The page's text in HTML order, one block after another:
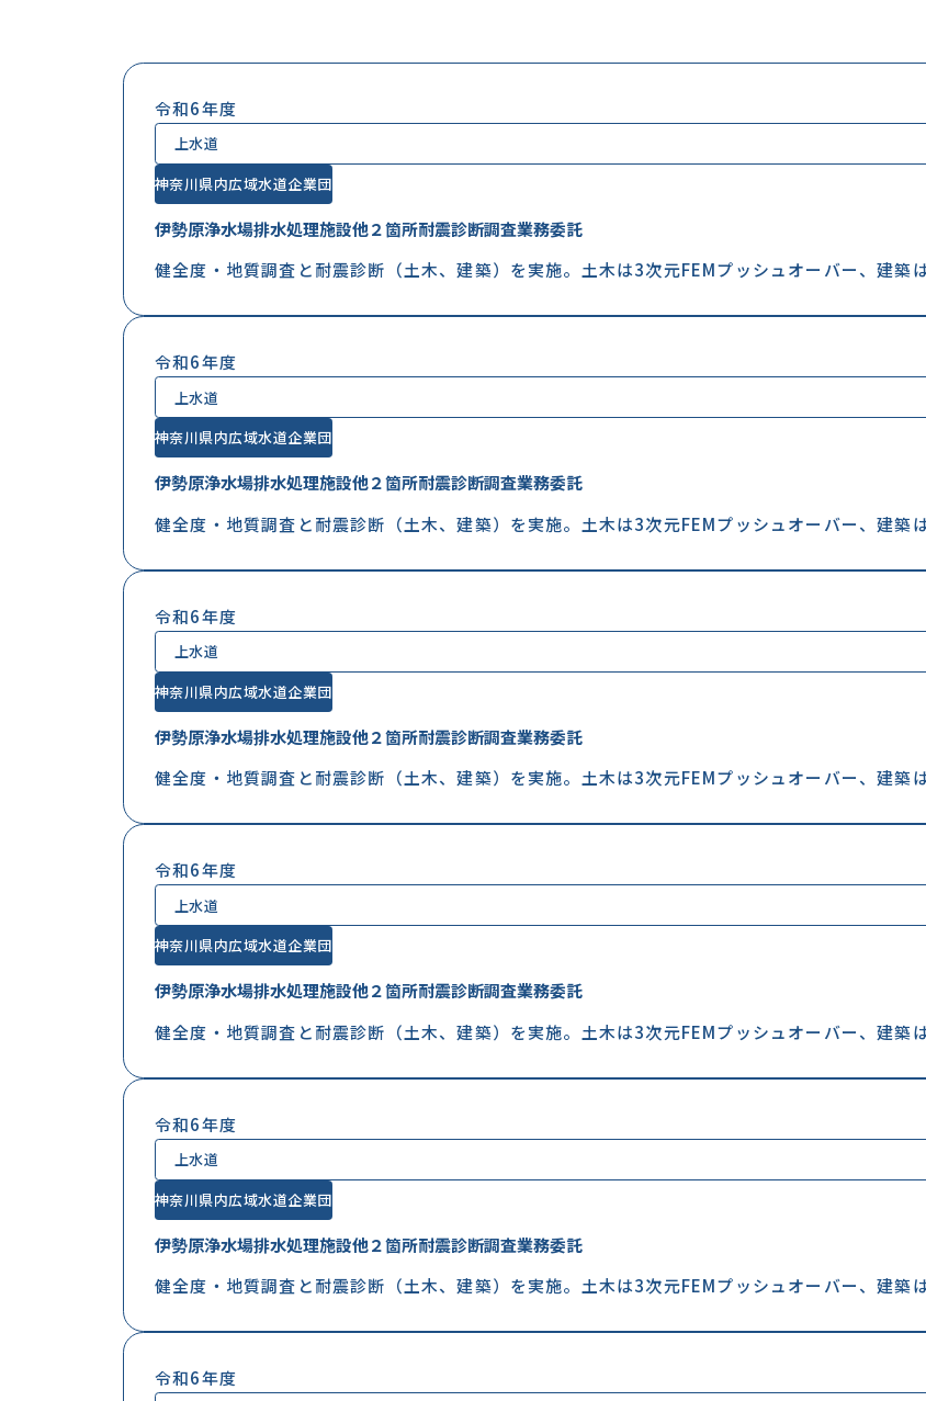
令和6年度
上水道
神奈川県内広域水道企業団
伊勢原浄水場排水処理施設他２箇所耐震診断調査業務委託
健全度・地質調査と耐震診断（土木、建築）を実施。土木は3次元FEMプッシュオーバー、建築
令和6年度
上水道
神奈川県内広域水道企業団
伊勢原浄水場排水処理施設他２箇所耐震診断調査業務委託
健全度・地質調査と耐震診断（土木、建築）を実施。土木は3次元FEMプッシュオーバー、建築
令和6年度
上水道
神奈川県内広域水道企業団
伊勢原浄水場排水処理施設他２箇所耐震診断調査業務委託
健全度・地質調査と耐震診断（土木、建築）を実施。土木は3次元FEMプッシュオーバー、建築
令和6年度
上水道
神奈川県内広域水道企業団
伊勢原浄水場排水処理施設他２箇所耐震診断調査業務委託
健全度・地質調査と耐震診断（土木、建築）を実施。土木は3次元FEMプッシュオーバー、建築
令和6年度
上水道
神奈川県内広域水道企業団
伊勢原浄水場排水処理施設他２箇所耐震診断調査業務委託
健全度・地質調査と耐震診断（土木、建築）を実施。土木は3次元FEMプッシュオーバー、建築
令和6年度